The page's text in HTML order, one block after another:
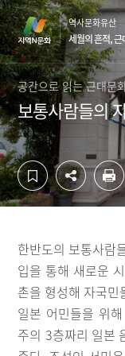
컨
텐
츠
영
역
바
로
가
기
하
단
영
역
바
로
가
기
역사문화유산
세월의 흔적,
공간으로 읽는 근대문
보통사람들의
한반도의 보통사람
입을 통해 새로운
촌을 형성해 자국
일본 어민들을 위
주의 3층짜리 일본